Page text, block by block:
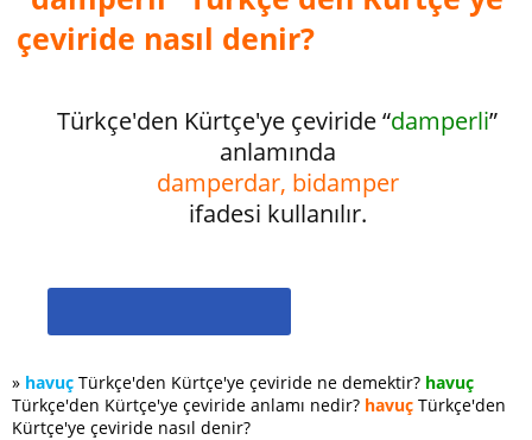
çeviride nasıl denir?
Türkçe'den Kürtçe'ye çeviride “damperli”
anlamında
damperdar, bidamper
ifadesi kullanılır.
» havuç Türkçe'den Kürtçe'ye çeviride ne demektir? havuç
Türkçe'den Kürtçe'ye çeviride anlamı nedir? havuç Türkçe'den
Kürtçe'ye çeviride nasıl denir?